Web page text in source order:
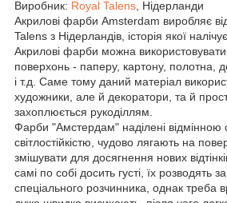
Виробник: Royal Talens , Нідерланди
Акрилові фарби Amsterdam виробляє
Talens з Нідерландів, історія якої
Акрилові фарби можна
поверхонь - паперу, картону, полотна,
і т.д. Саме тому даний матеріал
художники, але й декоратори, та й
захоплюється рукоділлям.
Фарби "Амстердам" наділені відмінною
світлостійкістю, чудово лягають на
змішувати для досягнення нових
самі по собі досить густі, їх розводять
спеціального розчинника, однак треба